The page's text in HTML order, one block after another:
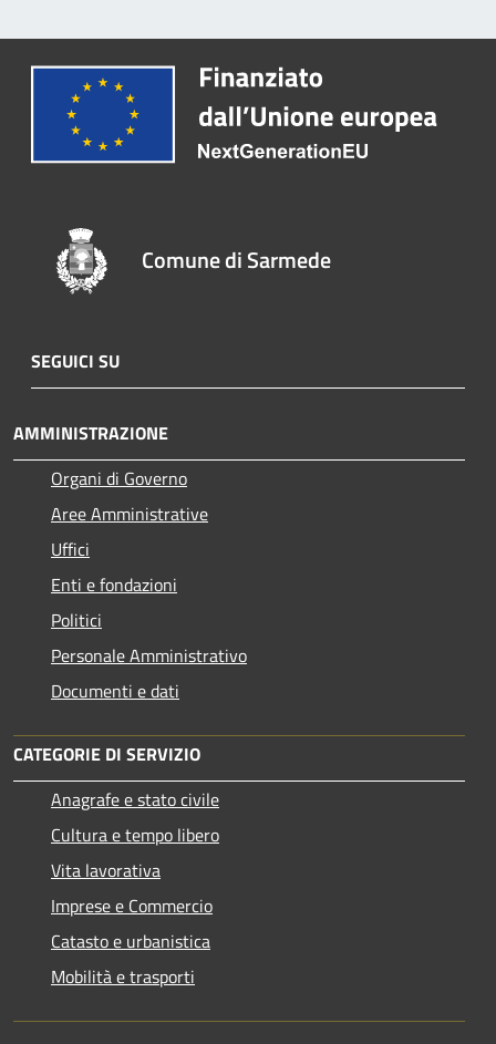
Comune di Sarmede
SEGUICI SU
AMMINISTRAZIONE
Organi di Governo
Aree Amministrative
Uffici
Enti e fondazioni
Politici
Personale Amministrativo
Documenti e dati
CATEGORIE DI SERVIZIO
Anagrafe e stato civile
Cultura e tempo libero
Vita lavorativa
Imprese e Commercio
Catasto e urbanistica
Mobilità e trasporti